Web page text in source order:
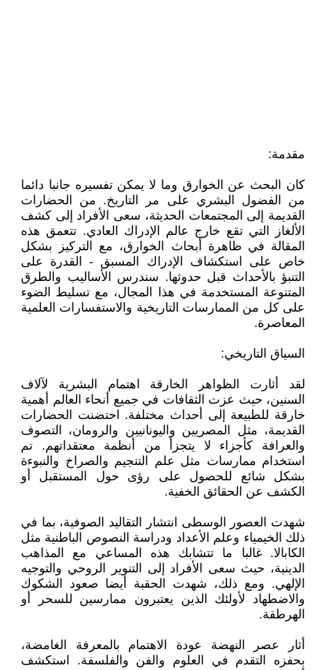
مقدمة:
كان البحث عن الخوارق وما لا يمكن تفسيره جانبا دائما
من الفضول البشري على مر التاريخ. من الحضارات
القديمة إلى المجتمعات الحديثة، سعى الأفراد إلى كشف
الألغاز التي تقع خارج عالم الإدراك العادي. تتعمق هذه
المقالة في ظاهرة أبحاث الخوارق، مع التركيز بشكل
خاص على استكشاف الإدراك المسبق - القدرة على
التنبؤ بالأحداث قبل حدوثها. سندرس الأساليب والطرق
المتنوعة المستخدمة في هذا المجال، مع تسليط الضوء
على كل من الممارسات التاريخية والاستفسارات العلمية
المعاصرة.
السياق التاريخي:
لقد أثارت الظواهر الخارقة اهتمام البشرية لآلاف
السنين، حيث عزت الثقافات في جميع أنحاء العالم أهمية
خارقة للطبيعة إلى أحداث مختلفة. احتضنت الحضارات
القديمة، مثل المصريين واليونانيين والرومان، التصوف
والعرافة كأجزاء لا يتجزأ من أنظمة معتقداتهم. تم
استخدام ممارسات مثل علم التنجيم والصراخ والنبوءة
بشكل شائع للحصول على رؤى حول المستقبل أو
الكشف عن الحقائق الخفية.
شهدت العصور الوسطى انتشار التقاليد الصوفية، بما في
ذلك الخيمياء وعلم الأعداد ودراسة النصوص الباطنية مثل
الكابالا. غالبا ما تتشابك هذه المساعي مع المذاهب
الدينية، حيث سعى الأفراد إلى التنوير الروحي والتوجيه
الإلهي. ومع ذلك، شهدت الحقبة أيضا صعود الشكوك
والاضطهاد لأولئك الذين يعتبرون ممارسين للسحر أو
الهرطقة.
أثار عصر النهضة عودة الاهتمام بالمعرفة الغامضة،
بحفزه التقدم في العلوم والفن والفلسفة. استكشف